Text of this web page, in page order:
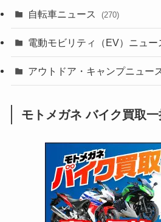
(638)
(118)
(60)
(31)
(51)
(34)
(5)
(252)
(38)
(24)
(16)
(25)
(24)
(249)
(64)
(16)
(62)
(4)
(306)
(6,957)
(2,473)
(1,226)
(12)
(131)
(38)
(167)
(85)
(171)
(66)
(141)
(1,141)
(166)
(415)
(16)
(185)
(137)
(73)
(2,744)
(126)
(170)
自転車ニュース (270)
(54)
(211)
電動モビリティ（EV）ニュー
(132)
(171)
アウトドア・キャンプニュー
(1,605)
(147)
モトメガネ バイク買取